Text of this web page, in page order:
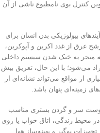
کنترل بوی نامطبوع ناشی از آن
بیولوژیکی بدن انسان برای
عرق از غدد اکرین و آپوکرین،
منجر به خنک شدن سیستم داخلی
۳۷ درجه سانتی‌گراد می‌شود؛ با این حال، تعریق بیش
از مواقع می‌تواند نشانه‌ای از
زمینه‌ای پنهان باشد.
سر و گردن بستری مناسب
در محیط زندگی، اتاق خواب یا روی
بوگیر و بهینه‌ساز هوا